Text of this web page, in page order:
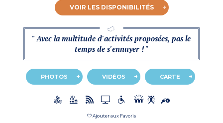
VOIR LES DISPONIBILITÉS
" Avec la multitude d'activités proposées, pas le
temps de s'ennuyer ! "
PHOTOS VIDÉOS CARTE
Ajouter aux Favoris